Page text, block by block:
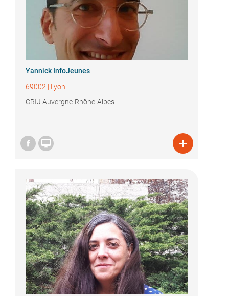
Yannick InfoJeunes
69002 | Lyon
CRIJ Auvergne-Rhône-Alpes
 